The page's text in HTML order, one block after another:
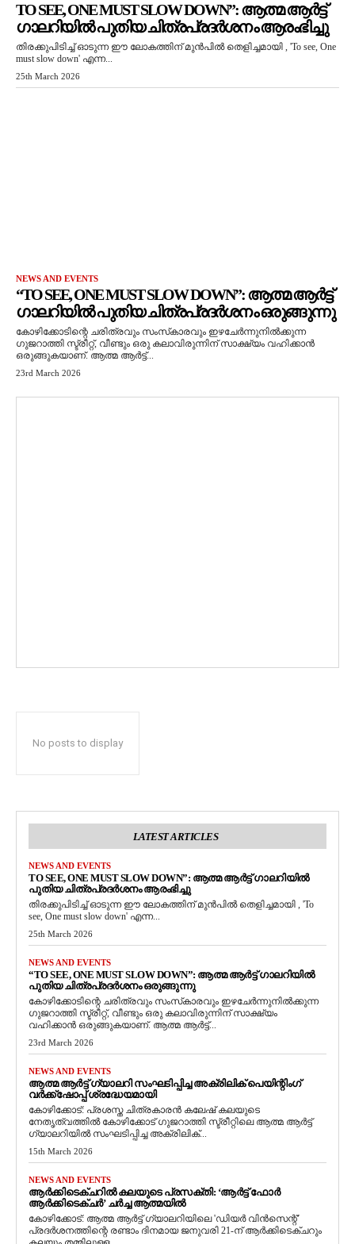
TO SEE, ONE MUST SLOW DOWN”: ആത്മ ആർട്ട്
ഗാലറിയിൽ പുതിയ ചിത്രപ്രദർശനം ആരംഭിച്ചു
തിരക്കുപിടിച്ച് ഓടുന്ന ഈ ലോകത്തിന് മുൻപിൽ തെളിച്ചമായി , 'To see, One
must slow down' എന്ന...
25th March 2026
NEWS AND EVENTS
“TO SEE, ONE MUST SLOW DOWN”: ആത്മ ആർട്ട്
ഗാലറിയിൽ പുതിയ ചിത്രപ്രദർശനം ഒരുങ്ങുന്നു
കോഴിക്കോടിന്റെ ചരിത്രവും സംസ്‌കാരവും ഇഴചേർന്നുനിൽക്കുന്ന
ഗുജറാത്തി സ്ട്രീറ്റ്, വീണ്ടും ഒരു കലാവിരുന്നിന് സാക്ഷ്യം വഹിക്കാൻ
ഒരുങ്ങുകയാണ്. ആത്മ ആർട്ട്...
23rd March 2026
No posts to display
LATEST ARTICLES
NEWS AND EVENTS
TO SEE, ONE MUST SLOW DOWN”: ആത്മ ആർട്ട് ഗാലറിയിൽ
പുതിയ ചിത്രപ്രദർശനം ആരംഭിച്ചു
തിരക്കുപിടിച്ച് ഓടുന്ന ഈ ലോകത്തിന് മുൻപിൽ തെളിച്ചമായി , 'To
see, One must slow down' എന്ന...
25th March 2026
NEWS AND EVENTS
“TO SEE, ONE MUST SLOW DOWN”: ആത്മ ആർട്ട് ഗാലറിയിൽ
പുതിയ ചിത്രപ്രദർശനം ഒരുങ്ങുന്നു
കോഴിക്കോടിന്റെ ചരിത്രവും സംസ്‌കാരവും ഇഴചേർന്നുനിൽക്കുന്ന
ഗുജറാത്തി സ്ട്രീറ്റ്, വീണ്ടും ഒരു കലാവിരുന്നിന് സാക്ഷ്യം
വഹിക്കാൻ ഒരുങ്ങുകയാണ്. ആത്മ ആർട്ട്...
23rd March 2026
NEWS AND EVENTS
ആത്മ ആർട്ട് ഗ്യാലറി സംഘടിപ്പിച്ച അക്രിലിക് പെയിന്റിംഗ്
വർക്ക്‌ഷോപ്പ് ശ്രദ്ധേയമായി
കോഴിക്കോട്: പ്രശസ്ത ചിത്രകാരൻ കലേഷ് കലയുടെ
നേതൃത്വത്തിൽ കോഴിക്കോട് ഗുജറാത്തി സ്ട്രീറ്റിലെ ആത്മ ആർട്ട്
ഗ്യാലറിയിൽ സംഘടിപ്പിച്ച അക്രിലിക്...
15th March 2026
NEWS AND EVENTS
ആർക്കിടെക്ചറിൽ കലയുടെ പ്രസക്തി: ‘ആർട്ട് ഫോർ
ആർക്കിടെക്ചർ’ ചർച്ച ആത്മയിൽ
​കോഴിക്കോട്: ആത്മ ആർട്ട് ഗ്യാലറിയിലെ 'ഡിയർ വിൻസെന്റ്'
പ്രദർശനത്തിന്റെ രണ്ടാം ദിനമായ ജനുവരി 21-ന് ആർക്കിടെക്ചറും